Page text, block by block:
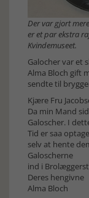
Der var gjort
er et par ekstra
Kvindemuseet.
Galocher var et
Alma Bloch gift
sendte til
Kjære Fru
Da min Mand
Galoscher. I
Tid er saa
selv at hente
Galoscherne
ind i
Deres hengivne
Alma Bloch